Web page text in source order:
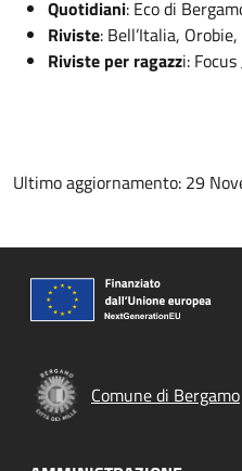
Quotidiani: Eco di
Riviste: Bell’Italia,
Riviste per ragazzi:
Ultimo aggiornamento: 29
Comune di Bergamo